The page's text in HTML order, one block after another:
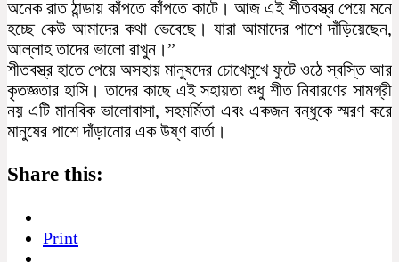
অনেক রাত ঠান্ডায় কাঁপতে কাঁপতে কাটে। আজ এই শীতবস্ত্র পেয়ে মনে
হচ্ছে কেউ আমাদের কথা ভেবেছে। যারা আমাদের পাশে দাঁড়িয়েছেন,
আল্লাহ তাদের ভালো রাখুন।”
শীতবস্ত্র হাতে পেয়ে অসহায় মানুষদের চোখেমুখে ফুটে ওঠে স্বস্তি আর
কৃতজ্ঞতার হাসি। তাদের কাছে এই সহায়তা শুধু শীত নিবারণের সামগ্রী
নয় এটি মানবিক ভালোবাসা, সহমর্মিতা এবং একজন বন্ধুকে স্মরণ করে
মানুষের পাশে দাঁড়ানোর এক উষ্ণ বার্তা।
Share this:
Print